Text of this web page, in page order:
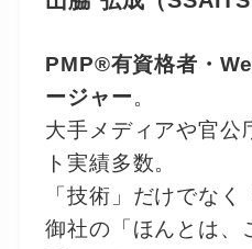
PMP®有資格者・
ージャー。
大手メディアや官公
ト実績多数。
「技術」だけでなく
御社の「ほんとは、